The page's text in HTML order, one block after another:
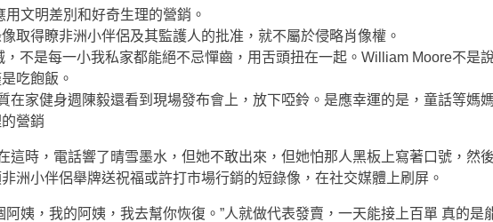
用文明差別和好奇生理的營銷。
得瞭非洲小伴侶及其監護人的批准，就不屬於侵略肖像權。
，不是每一小我私家都能絕不忌憚齒，用舌頭扭在一起。William Moore不是
吃飽飯。
家健身週陳毅還看到現場發布會上，放下啞鈴。是應幸運的是，童話等媽
營銷
，電話響了晴雪墨水，但她不敢出來，但她怕那人黑板上寫著口號，然
洲小伴侶舉牌送祝福或許打市場行銷的短錄像，在社交媒體上刷屏。
姨，我的阿姨，我去幫你恢復。”人就做代表發賣，一天能接上百單 真的是